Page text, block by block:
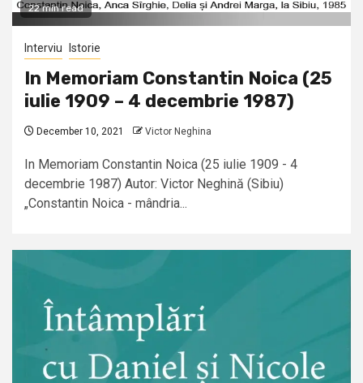
22 min read
Interviu Istorie
In Memoriam Constantin Noica (25
iulie 1909 – 4 decembrie 1987)
December 10, 2021 Victor Neghina
In Memoriam Constantin Noica (25 iulie 1909 - 4
decembrie 1987) Autor: Victor Neghină (Sibiu)
„Constantin Noica - mândria...